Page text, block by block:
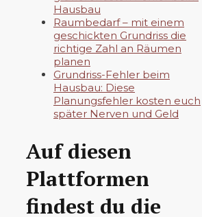
Hausbau
Raumbedarf – mit einem
geschickten Grundriss die
richtige Zahl an Räumen
planen
Grundriss-Fehler beim
Hausbau: Diese
Planungsfehler kosten euch
später Nerven und Geld
Auf diesen
Plattformen
findest du die